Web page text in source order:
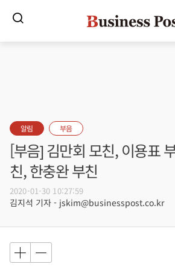
알림 부음
[부음] 김만회 모친, 이용표
친, 한충완 부친
2020-01-30 10:27:59
김지석 기자 - jskim@businesspost.co.kr